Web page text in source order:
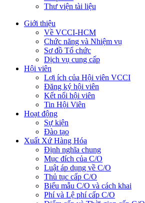
Thư viện tài liệu
Giới thiệu
Về VCCI-HCM
Chức năng và Nhiệm vụ
Sơ đồ Tổ chức
Dịch vụ cung cấp
Hội viên
Lợi ích của Hội viên VCCI
Đăng ký hội viên
Kết nối hội viên
Tin Hội Viên
Hoạt động
Sự kiện
Đào tạo
Xuất Xứ Hàng Hóa
Định nghĩa chung
Mục đích của C/O
Luật áp dụng về C/O
Thủ tục cấp C/O
Biểu mẫu C/O và cách khai
Phí và Lệ phí cấp C/O